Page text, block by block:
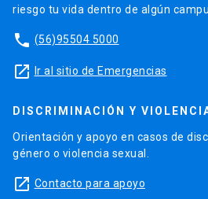
riesgo tu vida dentro de algún
phone (56)95504 5000
launch Ir al sitio de Emergencias
DISCRIMINACIÓN Y
Orientación y apoyo en casos de
género o violencia sexual.
launch Contacto para apoyo